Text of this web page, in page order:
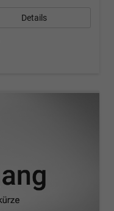
Details